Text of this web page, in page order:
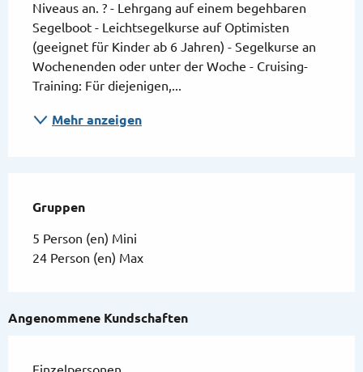
Niveaus an. ? - Lehrgang auf einem begehbaren
Segelboot - Leichtsegelkurse auf Optimisten
(geeignet für Kinder ab 6 Jahren) - Segelkurse an
Wochenenden oder unter der Woche - Cruising-
Training: Für diejenigen,...
Mehr anzeigen
Gruppen
Gruppen
5 Person (en) Mini
24 Person (en) Max
Angenommene Kundschaften